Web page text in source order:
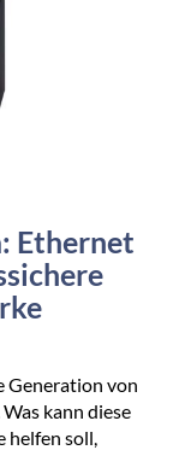
Ethernet
Generation von
kann diese
helfen soll,